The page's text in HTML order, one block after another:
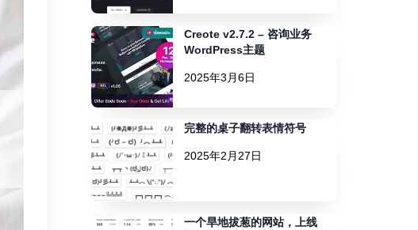
Creote v2.7.2 – 咨询业务
WordPress主题
2025年3月6日
完整的桌子翻转表情符号
2025年2月27日
一个旱地拔葱的网站，上线